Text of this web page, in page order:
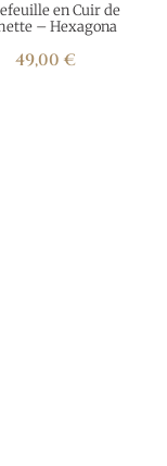
en Cuir de
– Hexagona
49,00 €